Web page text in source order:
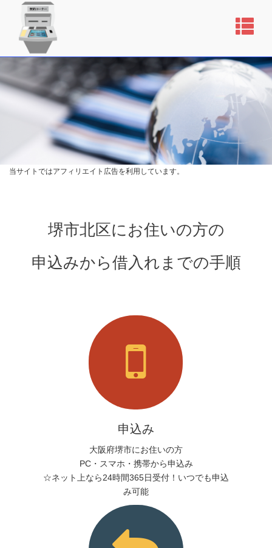
当サイトではアフィリエイト広告を利用しています。
堺市北区にお住いの方の
申込みから借入れまでの手順
申込み
大阪府堺市にお住いの方
PC・スマホ・携帯から申込み
☆ネット上なら24時間365日受付！いつでも申込
み可能